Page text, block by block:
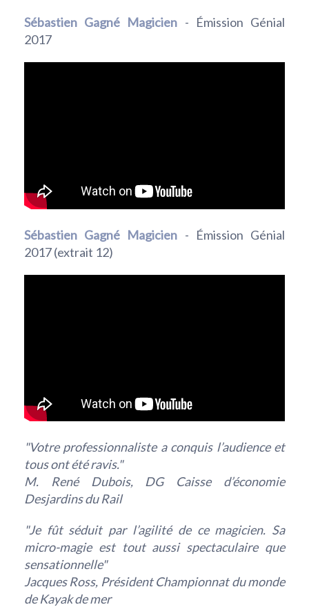
Sébastien Gagné Magicien - Émission Génial
2017
Sébastien Gagné Magicien - Émission Génial
2017 (extrait 12)
"Votre professionnaliste a conquis l’audience et
tous ont été ravis."
M. René Dubois, DG Caisse d’économie
Desjardins du Rail
"Je fût séduit par l’agilité de ce magicien. Sa
micro-magie est tout aussi spectaculaire que
sensationnelle"
Jacques Ross, Président Championnat du monde
de Kayak de mer